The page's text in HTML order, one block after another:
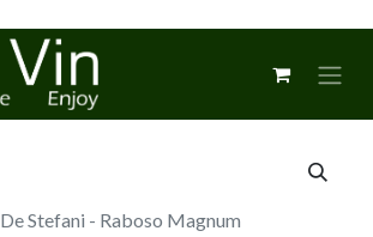
De Stefani - Raboso Magnum